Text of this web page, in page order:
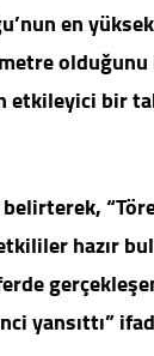
en
etkileyici bir
hazır
yansıttı”